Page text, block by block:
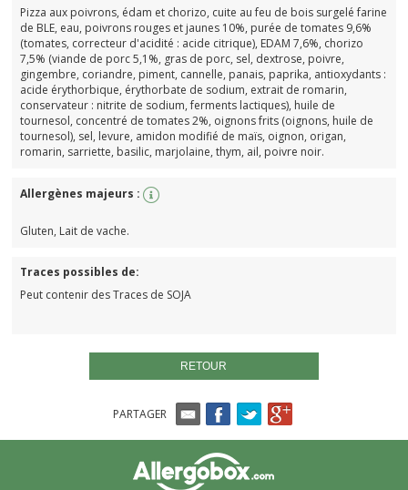
Pizza aux poivrons, édam et chorizo, cuite au feu de bois surgelé farine
de BLE, eau, poivrons rouges et jaunes 10%, purée de tomates 9,6%
(tomates, correcteur d'acidité : acide citrique), EDAM 7,6%, chorizo
7,5% (viande de porc 5,1%, gras de porc, sel, dextrose, poivre,
gingembre, coriandre, piment, cannelle, panais, paprika, antioxydants :
acide érythorbique, érythorbate de sodium, extrait de romarin,
conservateur : nitrite de sodium, ferments lactiques), huile de
tournesol, concentré de tomates 2%, oignons frits (oignons, huile de
tournesol), sel, levure, amidon modifié de maïs, oignon, origan,
romarin, sarriette, basilic, marjolaine, thym, ail, poivre noir.
Allergènes majeurs :
Gluten, Lait de vache.
Traces possibles de:
Peut contenir des Traces de SOJA
RETOUR
PARTAGER